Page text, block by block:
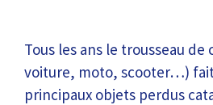
Tous les ans le trousseau
voiture, moto, scooter…)
principaux objets perdus